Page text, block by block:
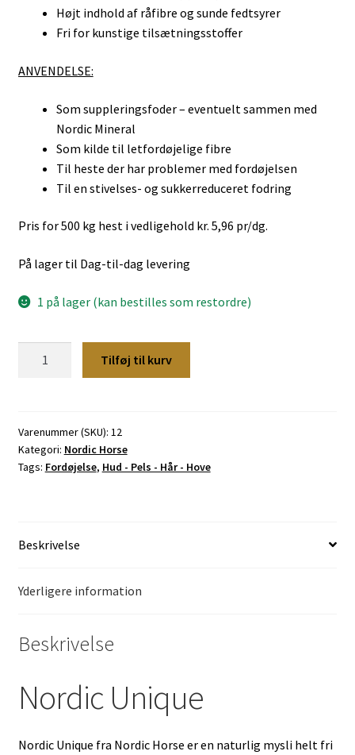
Højt indhold af råfibre og sunde fedtsyrer
Fri for kunstige tilsætningsstoffer
ANVENDELSE:
Som suppleringsfoder – eventuelt sammen med
Nordic Mineral
Som kilde til letfordøjelige fibre
Til heste der har problemer med fordøjelsen
Til en stivelses- og sukkerreduceret fodring
Pris for 500 kg hest i vedligehold kr. 5,96 pr/dg.
På lager til Dag-til-dag levering
1 på lager (kan bestilles som restordre)
Tilføj til kurv
Varenummer (SKU): 12
Kategori: Nordic Horse
Tags: Fordøjelse, Hud - Pels - Hår - Hove
Beskrivelse
Yderligere information
Beskrivelse
Nordic Unique
Nordic Unique fra Nordic Horse er en naturlig mysli helt fri